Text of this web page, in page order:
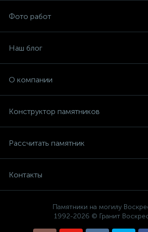
Фото работ
Наш блог
О компании
Конструктор памятников
Рассчитать памятник
Контакты
Памятники на могилу
1992-2026 © Гранит